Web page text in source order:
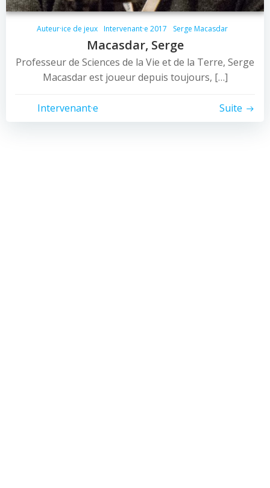
Auteur·ice de jeux Intervenant·e 2017 Serge Macasdar
Macasdar, Serge
Professeur de Sciences de la Vie et de la Terre, Serge
Macasdar est joueur depuis toujours, […]
Intervenant·e Suite